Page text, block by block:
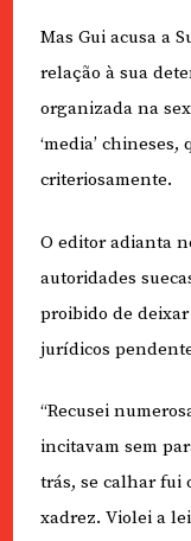
Mas Gui acusa a
relação à sua
organizada na
‘media’
criteriosamente.
O editor adianta
autoridades
proibido de
jurídicos
“Recusei
incitavam sem
trás, se calhar fui
xadrez. Violei a